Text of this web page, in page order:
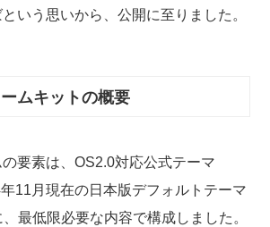
いう思いから、公開に至りました。
ムキットの概要
要素は、OS2.0対応公式テーマ
年11月現在の日本版デフォルトテーマ
、最低限必要な内容で構成しました。